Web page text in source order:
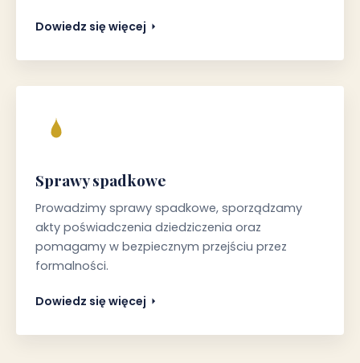
Dowiedz się więcej
Sprawy spadkowe
Prowadzimy sprawy spadkowe, sporządzamy
akty poświadczenia dziedziczenia oraz
pomagamy w bezpiecznym przejściu przez
formalności.
Dowiedz się więcej